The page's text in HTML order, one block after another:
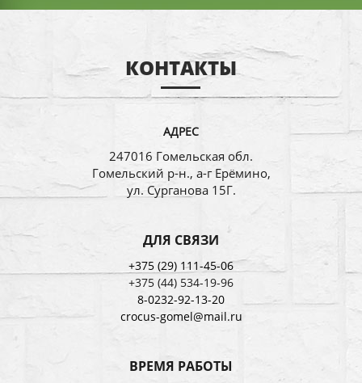
КОНТАКТЫ
АДРЕС
247016 Гомельская обл.
Гомельский р-н., а-г Ерёмино,
ул. Сурганова 15Г.
ДЛЯ СВЯЗИ
+375 (29) 111-45-06
+375 (44) 534-19-96
8-0232-92-13-20
crocus-gomel@mail.ru
ВРЕМЯ РАБОТЫ